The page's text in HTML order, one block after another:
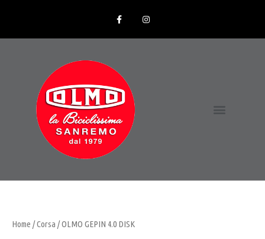
Home /Corsa / OLMO GEPIN 4.0 DISK